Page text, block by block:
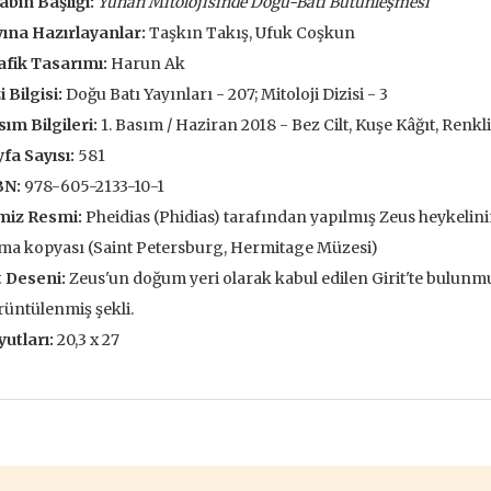
TL
TL
Kargoda
196,00 TL
24 Saatte Kargoda
Hazırlayanlar: Taşkın Takış, Ufuk Coşkun
Tasarımı: Harun Ak
Bilgisi: Doğu Batı Yayınları - 207; Mitoloji Dizisi - 3
Bilgileri: 1. Basım / Haziran 2018 - Bez Cilt, Kuşe Kâğıt,
Sayısı: 581
978-605-2133-10-1
Resmi: Pheidias (Phidias) tarafından yapılmış Zeus
kopyası (Saint Petersburg, Hermitage Müzesi)
Deseni: Zeus'un doğum yeri olarak kabul edilen Girit'te
şekli.
20,3 x 27